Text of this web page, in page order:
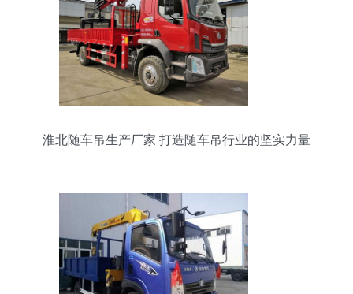
淮北随车吊生产厂家 打造随车吊行业的坚实力量